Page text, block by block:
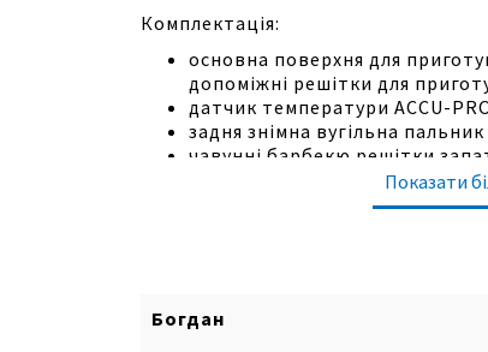
Комплектація:
основна поверхня для
допоміжні решітки для
датчик температури ACCU-
задня знімна вугільна
чавунні барбекю решітки
регульований в 5-ти
забезпечує жар різної
фронтальні дверцята для
Показати
Богдан